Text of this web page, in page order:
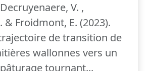
V. ,
& Froidmont, E. (2023).
de transition de
wallonnes vers un
tournant...